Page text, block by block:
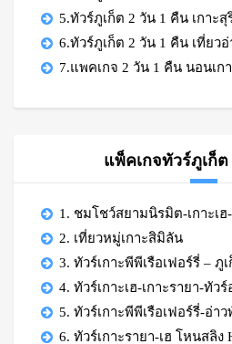
5.ทัวร์ภูเก็ต 2 วัน 1 คืน เกาะ
6.ทัวร์ภูเก็ต 2 วัน 1 คืน เที่ยว
7.แพคเกจ 2 วัน 1 คืน นอนเก
แพ็คเกจทัวร์ภูเก็
1. ชมโชว์สยามนิรมิต-เกาะเฮ
2. เที่ยวหมู่เกาะสิมิลัน
3. ทัวร์เกาะพีพีเรือเฟอร์รี่ –
4. ทัวร์เกาะเฮ-เกาะรายา-ทัวร์
5. ทัวร์เกาะพีพีเรือเฟอร์รี่-อ่า
6. ทัวร์เกาะรายา-เฮ โหนสลิง